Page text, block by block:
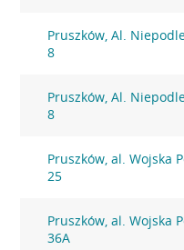
Pruszków, Al.
8
Pruszków, Al.
8
Pruszków, al. Wojska
25
Pruszków, al. Wojska
36A